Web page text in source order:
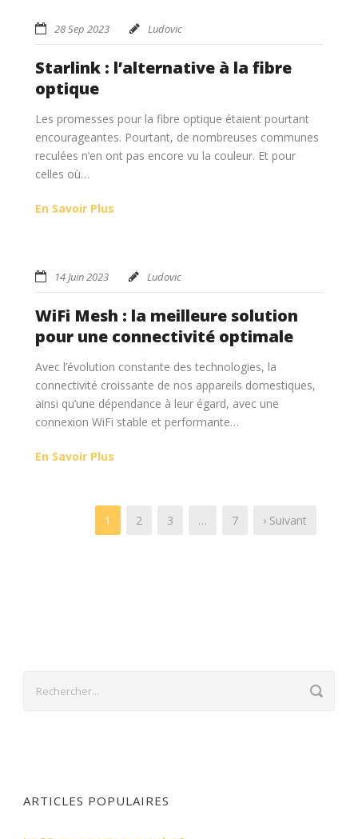
28 Sep 2023 Ludovic
Starlink : l’alternative à la fibre
optique
Les promesses pour la fibre optique étaient pourtant
encourageantes. Pourtant, de nombreuses communes
reculées n’en ont pas encore vu la couleur. Et pour
celles où…
En Savoir Plus
14 Juin 2023 Ludovic
WiFi Mesh : la meilleure solution
pour une connectivité optimale
Avec l’évolution constante des technologies, la
connectivité croissante de nos appareils domestiques,
ainsi qu’une dépendance à leur égard, avec une
connexion WiFi stable et performante…
En Savoir Plus
1 2 3 … 7 › Suivant
ARTICLES POPULAIRES